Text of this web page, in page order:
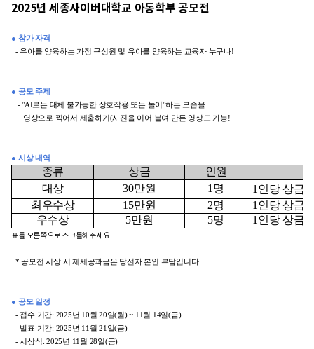
2025년 세종사이버대학교 아동학부 공모전
● 참가 자격
- 유아를 양육하는 가정 구성원 및 유아를 양육하는 교육자 누구나!
● 공모 주제
- "AI로는 대체 불가능한 상호작용 또는 놀이"하는 모습을
영상으로 찍어서 제출하기(사진을 이어 붙여 만든 영상도 가능!
● 시상 내역
종류 상금
인원
대상
30만원 1 명
1인당 상금
최우수상
15만원 2명 1 인당 상금
우수상
5만원 5명 1 인당 상금
표를 오른쪽으로 스크롤해주세요
*공모전 시상 시 제세공과금은 당선자 본인 부담입니다.
● 공모 일정
- 접수 기간: 2025년 10월 20일(월) ~ 11월 14일(금)
- 발표 기간: 2025년 11월 21일(금)
- 시상식: 2025년 11월 28일(금)